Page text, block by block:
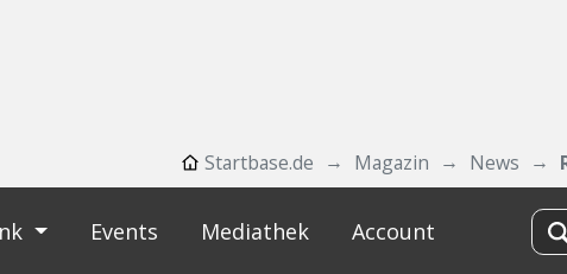
Startbase.de Magazin News
Events Mediathek Account